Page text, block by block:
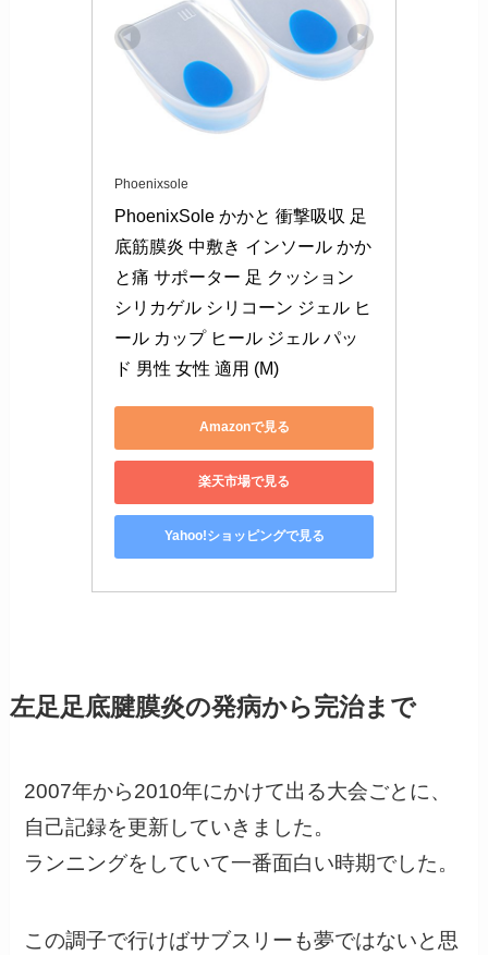
Phoenixsole
PhoenixSole かかと 衝撃吸収 足
底筋膜炎 中敷き インソール かか
と痛 サポーター 足 クッション
シリカゲル シリコーン ジェル ヒ
ール カップ ヒール ジェル パッ
ド 男性 女性 適用 (M)
Amazonで見る
楽天市場で見る
Yahoo!ショッピングで見る
左足足底腱膜炎の発病から完治まで
2007年から2010年にかけて出る大会ごとに、
自己記録を更新していきました。
ランニングをしていて一番面白い時期でした。
この調子で行けばサブスリーも夢ではないと思